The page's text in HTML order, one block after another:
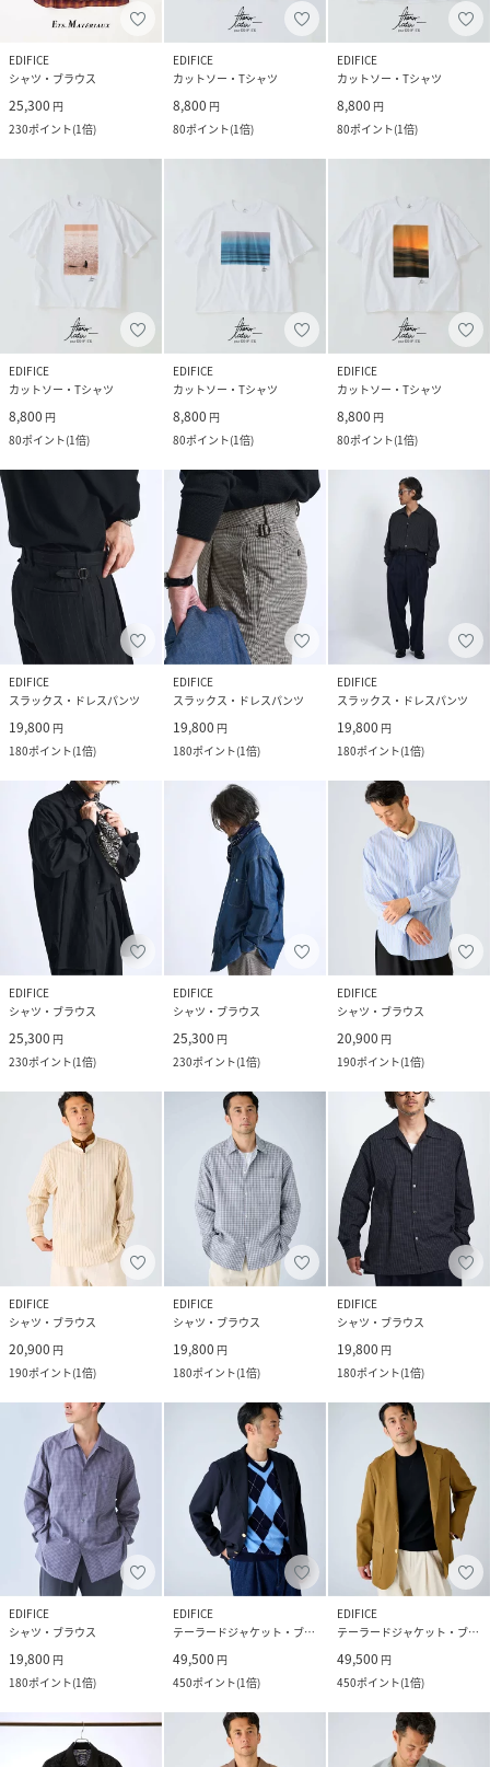
EDIFICE
シャツ・ブラウス
25,300 円
230ポイント(1倍)
EDIFICE
カットソー・Tシャツ
8,800 円
80ポイント(1倍)
EDIFICE
カットソー・Tシャツ
8,800 円
80ポイント(1倍)
EDIFICE
カットソー・Tシャツ
8,800 円
80ポイント(1倍)
EDIFICE
カットソー・Tシャツ
8,800 円
80ポイント(1倍)
EDIFICE
カットソー・Tシャツ
8,800 円
80ポイント(1倍)
EDIFICE
スラックス・ドレスパンツ
19,800 円
180ポイント(1倍)
EDIFICE
スラックス・ドレスパンツ
19,800 円
180ポイント(1倍)
EDIFICE
スラックス・ドレスパンツ
19,800 円
180ポイント(1倍)
EDIFICE
シャツ・ブラウス
25,300 円
230ポイント(1倍)
EDIFICE
シャツ・ブラウス
25,300 円
230ポイント(1倍)
EDIFICE
シャツ・ブラウス
20,900 円
190ポイント(1倍)
EDIFICE
シャツ・ブラウス
20,900 円
190ポイント(1倍)
EDIFICE
シャツ・ブラウス
19,800 円
180ポイント(1倍)
EDIFICE
シャツ・ブラウス
19,800 円
180ポイント(1倍)
EDIFICE
シャツ・ブラウス
19,800 円
180ポイント(1倍)
EDIFICE
テーラードジャケット・ブレザー
49,500 円
450ポイント(1倍)
EDIFICE
テーラードジャケット・ブレザー
49,500 円
450ポイント(1倍)